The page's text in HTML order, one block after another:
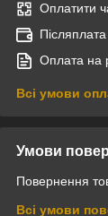
Оплатити
Післяплата
Оплата на
Всі умови
Умови
Повернення
Всі умови